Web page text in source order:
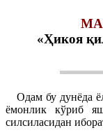
«Ҳикоя
Одам бу дунёда
ёмонлик кўриб
силсиласидан